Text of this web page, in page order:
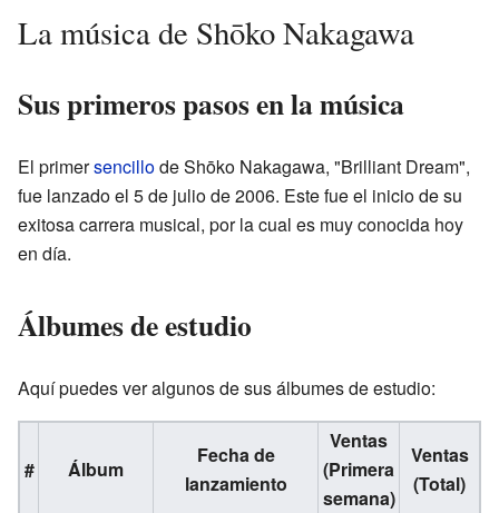
La música de Shōko Nakagawa
Sus primeros pasos en la música
El primersencillode Shōko Nakagawa, "Brilliant Dream",
fue lanzado el 5 de julio de 2006. Este fue el inicio de su
exitosa carrera musical, por la cual es muy conocida hoy
en día.
Álbumes de estudio
Aquí puedes ver algunos de sus álbumes de estudio:
# Álbum
Fecha de
lanzamiento
Ventas
(Primera
semana)
Ventas
(Total)